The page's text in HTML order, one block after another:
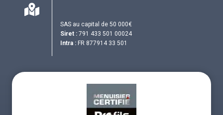
SAS au capital de 50 000€
Siret : 791 433 501 00024
Intra : FR 877914 33 501